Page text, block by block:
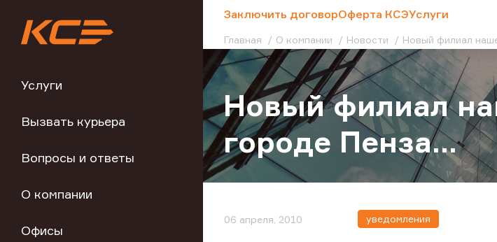
Услуги
Вызвать курьера
Вопросы и ответы
О компании
Офисы
Заключить договорОферта КСЭУслуги
Главная О компании Новости Новый филиал
Новый филиал
городе Пенза...
06 апреля, 2010 уведомления